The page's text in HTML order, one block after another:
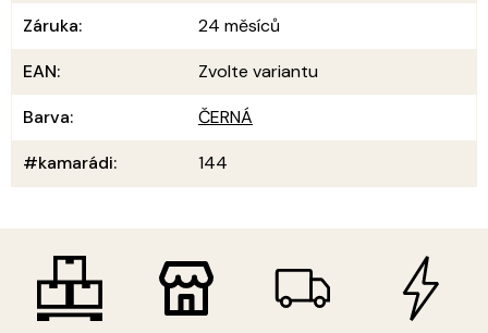
Záruka:
24 měsíců
EAN:
Zvolte variantu
Barva:
ČERNÁ
#kamarádi: 144